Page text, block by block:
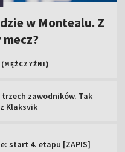
w Montealu. Z
(MĘŻCZYŹNI)
trzech zawodników. Tak
Klaksvik
start 4. etapu [ZAPIS]